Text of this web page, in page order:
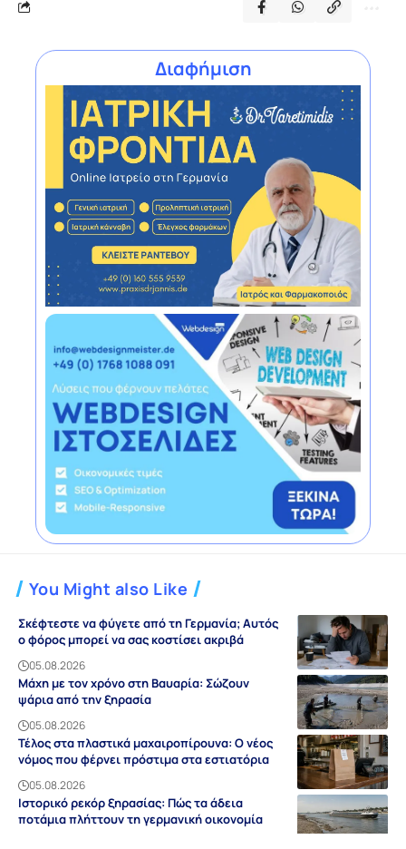
Διαφήμιση
You Might also Like
Σκέφτεστε να φύγετε από τη Γερμανία; Αυτός
ο φόρος μπορεί να σας κοστίσει ακριβά
05.08.2026
Μάχη με τον χρόνο στη Βαυαρία: Σώζουν
ψάρια από την ξηρασία
05.08.2026
Τέλος στα πλαστικά μαχαιροπίρουνα: Ο νέος
νόμος που φέρνει πρόστιμα στα εστιατόρια
05.08.2026
Ιστορικό ρεκόρ ξηρασίας: Πώς τα άδεια
ποτάμια πλήττουν τη γερμανική οικονομία